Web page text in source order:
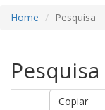
Home Pesquisa
Pesquisa
Copiar